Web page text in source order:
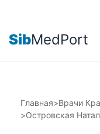
SibMedPort
Главная>Врачи
>Островская